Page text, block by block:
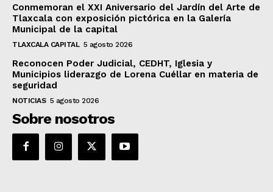
Conmemoran el XXI Aniversario del Jardín del Arte de
Tlaxcala con exposición pictórica en la Galería
Municipal de la capital
TLAXCALA CAPITAL 5 agosto 2026
Reconocen Poder Judicial, CEDHT, Iglesia y
Municipios liderazgo de Lorena Cuéllar en materia de
seguridad
NOTICIAS 5 agosto 2026
Sobre nosotros